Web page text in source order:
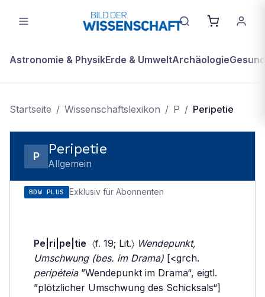
Astronomie & PhysikErde & UmweltArchäologie
Startseite / Wissenschaftslexikon / P / Peripetie
P Peripetie
Allgemein
BDW PLUS Exklusiv für Abonnenten
Pe|ri|pe|tie 〈f. 19; Lit.〉 Wendepunkt,
Umschwung (bes. im Drama) [<grch.
peripéteia”Wendepunkt im Drama“, eigtl.
”plötzlicher Umschwung des Schicksals“]